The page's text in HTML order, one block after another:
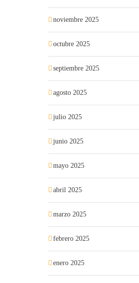
noviembre 2025
octubre 2025
septiembre 2025
agosto 2025
julio 2025
junio 2025
mayo 2025
abril 2025
marzo 2025
febrero 2025
enero 2025